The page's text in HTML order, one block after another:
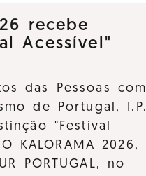
recebe
Acessível"
das Pessoas com
de Portugal, I.P.
"Festival
KALORAMA 2026,
PORTUGAL, no